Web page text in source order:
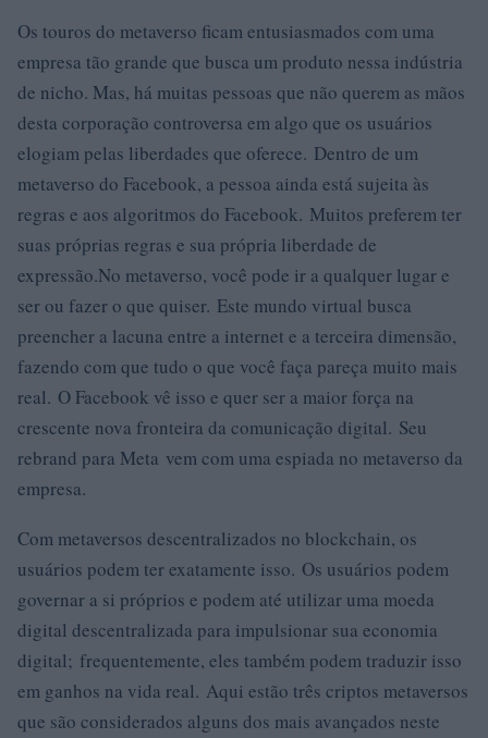
Os touros do metaverso ficam entusiasmados com uma
empresa tão grande que busca um produto nessa indústria
de nicho. Mas, há muitas pessoas que não querem as mãos
desta corporação controversa em algo que os usuários
elogiam pelas liberdades que oferece. Dentro de um
metaverso do Facebook, a pessoa ainda está sujeita às
regras e aos algoritmos do Facebook. Muitos preferem ter
suas próprias regras e sua própria liberdade de
expressão.No metaverso, você pode ir a qualquer lugar e
ser ou fazer o que quiser. Este mundo virtual busca
preencher a lacuna entre a internet e a terceira dimensão,
fazendo com que tudo o que você faça pareça muito mais
real. O Facebook vê isso e quer ser a maior força na
crescente nova fronteira da comunicação digital. Seu
rebrand para Meta vem com uma espiada no metaverso da
empresa.
Com metaversos descentralizados no blockchain, os
usuários podem ter exatamente isso. Os usuários podem
governar a si próprios e podem até utilizar uma moeda
digital descentralizada para impulsionar sua economia
digital; frequentemente, eles também podem traduzir isso
em ganhos na vida real. Aqui estão três criptos metaversos
que são considerados alguns dos mais avançados neste